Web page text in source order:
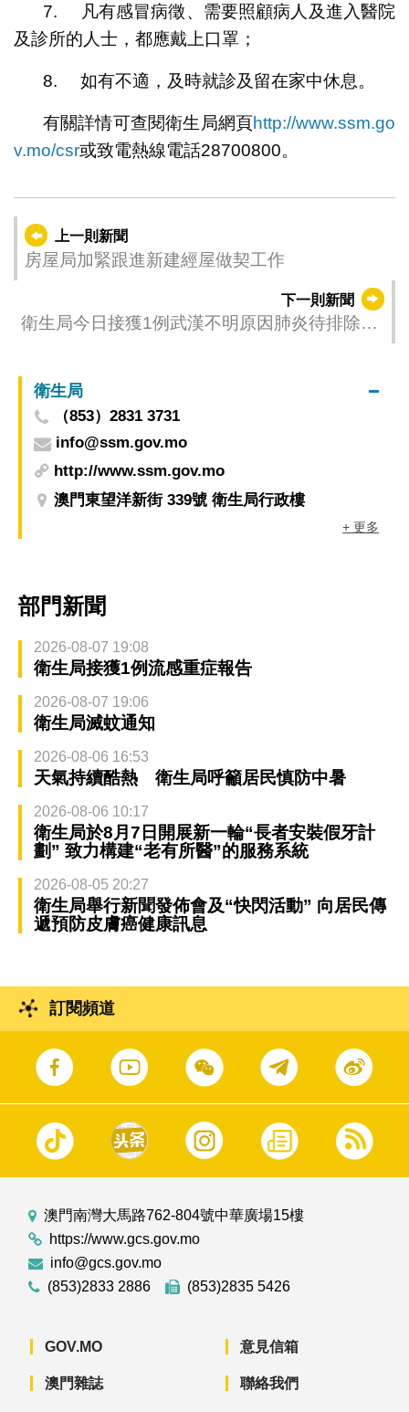
7. 凡有感冒病徵、需要照顧病人及進入醫院
及診所的人士，都應戴上口罩；
8. 如有不適，及時就診及留在家中休息。
有關詳情可查閱衛生局網頁http://www.ssm.go
v.mo/csr或致電熱線電話28700800。
上一則新聞
房屋局加緊跟進新建經屋做契工作
下一則新聞
衛生局今日接獲1例武漢不明原因肺炎待排除病
因序列測試能力
衛生局
（853）2831 3731
info@ssm.gov.mo
http://www.ssm.gov.mo
澳門東望洋新街 339號 衛生局行政樓
+ 更多
部門新聞
2026-08-07 19:08
衛生局接獲1例流感重症報告
2026-08-07 19:06
衛生局滅蚊通知
2026-08-06 16:53
天氣持續酷熱 衛生局呼籲居民慎防中暑
2026-08-06 10:17
衛生局於8月7日開展新一輪“長者安裝假牙計
劃” 致力構建“老有所醫”的服務系統
2026-08-05 20:27
衛生局舉行新聞發佈會及“快閃活動” 向居民傳
遞預防皮膚癌健康訊息
訂閱頻道
澳門南灣大馬路762-804號中華廣場15樓
https://www.gcs.gov.mo
info@gcs.gov.mo
(853)2833 2886
(853)2835 5426
GOV.MO
澳門雜誌
意見信箱
聯絡我們